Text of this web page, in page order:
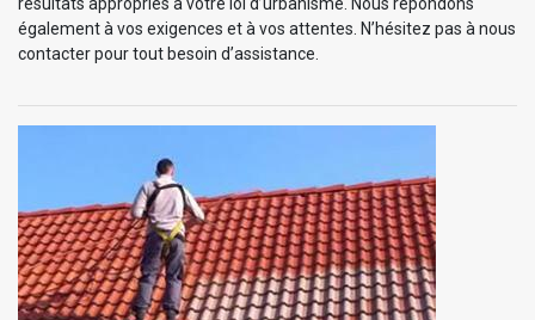
également à vos exigences et à vos attentes. N’hésitez pas à nous
contacter pour tout besoin d’assistance.